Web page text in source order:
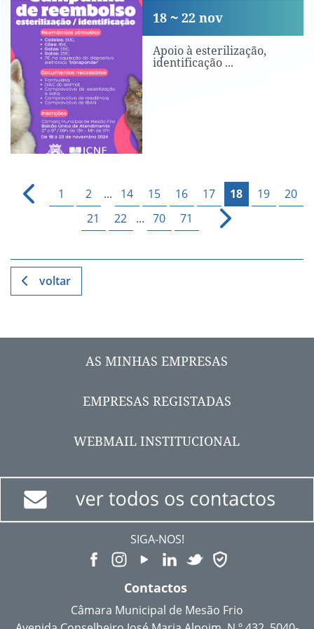
Apoio à esterilização, identificação
Apoio à esterilização,
identificação ...
18 22 nov
1 2 ... 14 15 16 17 18 19
20
21
22 ... 70 71
voltar
AS MINHAS EMPRESAS
EMPRESAS REGISTADAS
WEBMAIL INSTITUCIONAL
SIGA-NOS!
Contactos
Câmara Municipal de Mesão Frio